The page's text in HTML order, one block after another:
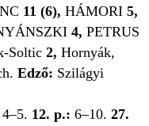
11 (6), HÁMORI 5,
4, PETRUS
Soltic 2, Hornyák,
Edző: Szilágyi
4–5. 12. p.: 6–10. 27.